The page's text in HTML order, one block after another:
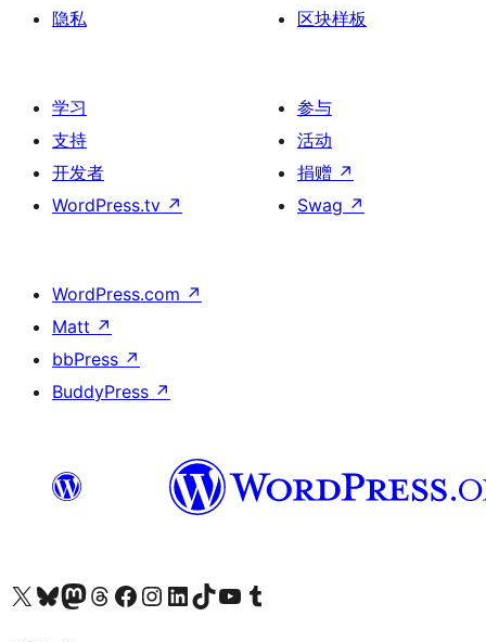
隐私
区块样板
学习
支持
开发者
WordPress.tv ↗
参与
活动
捐赠 ↗
Swag ↗
WordPress.com ↗
Matt ↗
bbPress ↗
BuddyPress ↗
关注我们的 X（原 Twitter）账号访问我们的 Bluesky 账号关注我们的 Mastodon 账号访问我们的 Threads 账号 访问我们的 Facebook 公共主页关注我们的 Instagram 账号 关注我们的 LinkedIn 主页访问我们的 TikTok 账号访问我们的 YouTube 频道 访问我们的 Tumblr 账号